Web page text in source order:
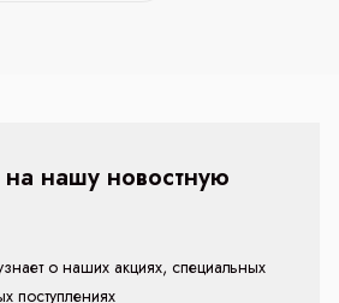
нашу новостную
о наших акциях, специальных
поступлениях